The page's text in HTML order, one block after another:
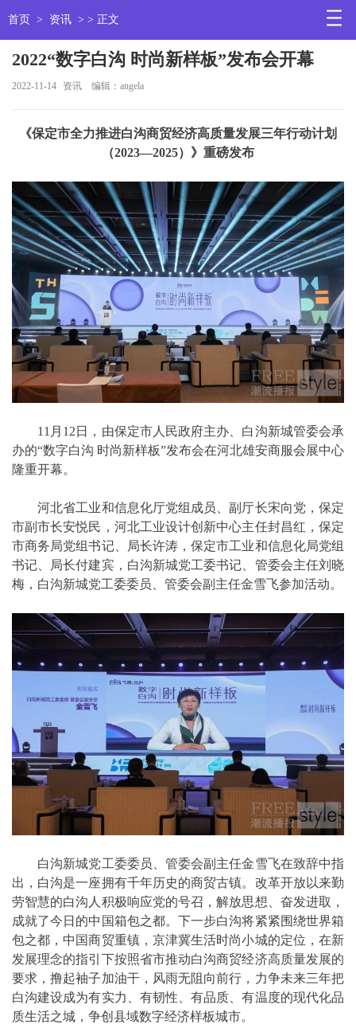
首页 > 资讯 > > 正文
2022“数字白沟 时尚新样板”发布会开幕
2022-11-14 资讯 编辑：angela
《保定市全力推进白沟商贸经济高质量发展三年行动计划
（2023—2025）》重磅发布
11月12日，由保定市人民政府主办、白沟新城管委会承
办的“数字白沟 时尚新样板”发布会在河北雄安商服会展中心
隆重开幕。
河北省工业和信息化厅党组成员、副厅长宋向党，保定
市副市长安悦民，河北工业设计创新中心主任封昌红，保定
市商务局党组书记、局长许涛，保定市工业和信息化局党组
书记、局长付建宾，白沟新城党工委书记、管委会主任刘晓
梅，白沟新城党工委委员、管委会副主任金雪飞参加活动。
白沟新城党工委委员、管委会副主任金雪飞在致辞中指
出，白沟是一座拥有千年历史的商贸古镇。改革开放以来勤
劳智慧的白沟人积极响应党的号召，解放思想、奋发进取，
成就了今日的中国箱包之都。下一步白沟将紧紧围绕世界箱
包之都，中国商贸重镇，京津冀生活时尚小城的定位，在新
发展理念的指引下按照省市推动白沟商贸经济高质量发展的
要求，撸起袖子加油干，风雨无阻向前行，力争未来三年把
白沟建设成为有实力、有韧性、有品质、有温度的现代化品
质生活之城，争创县域数字经济样板城市。